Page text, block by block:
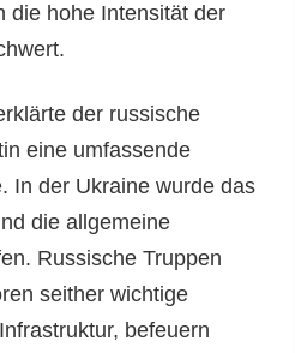
die hohe Intensität der
der russische
eine umfassende
In der Ukraine wurde das
die allgemeine
Russische Truppen
seither wichtige
befeuern